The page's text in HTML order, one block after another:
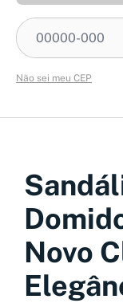
Não sei meu CEP
Novo